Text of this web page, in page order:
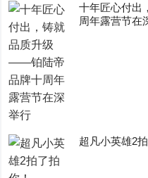
十年匠心付
周年露营节在
超凡小英雄2